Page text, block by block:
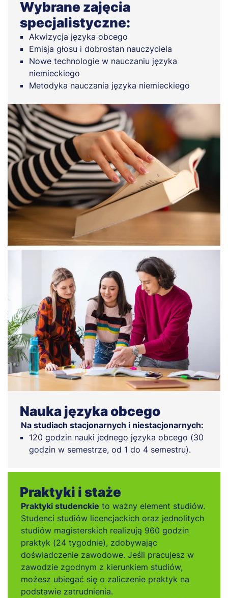
Wybrane zajęcia
specjalistyczne:
Akwizycja języka obcego
Emisja głosu i dobrostan nauczyciela
Nowe technologie w nauczaniu języka
niemieckiego
Metodyka nauczania języka niemieckiego
Nauka języka obcego
Na studiach stacjonarnych i niestacjonarnych:
120 godzin nauki jednego języka obcego (30
godzin w semestrze, od 1 do 4 semestru).
Praktyki i staże
Praktyki studenckie to ważny element studiów.
Studenci studiów licencjackich oraz jednolitych
studiów magisterskich realizują 960 godzin
praktyk (24 tygodnie), zdobywając
doświadczenie zawodowe. Jeśli pracujesz w
zawodzie zgodnym z kierunkiem studiów,
możesz ubiegać się o zaliczenie praktyk na
podstawie zatrudnienia.